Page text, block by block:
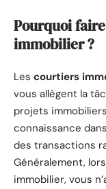
Pourquoi
immobilier ?
Les courtiers
vous allègent la
projets
connaissance
des transactions
Généralement,
immobilier, vous